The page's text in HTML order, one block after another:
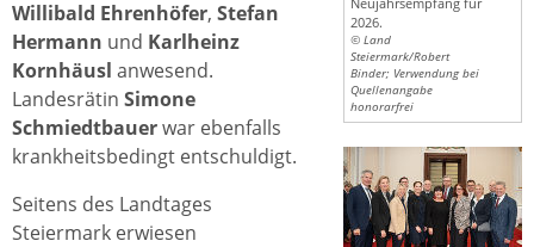
2026.
© Land
Steiermark/Robert
Binder; Verwendung bei
Quellenangabe
honorarfrei
Willibald Ehrenhöfer, Stefan
Hermann und Karlheinz
Kornhäusl anwesend.
Landesrätin Simone
Schmiedtbauerwar ebenfalls
krankheitsbedingt entschuldigt.
Seitens des Landtages
Steiermark erwiesen